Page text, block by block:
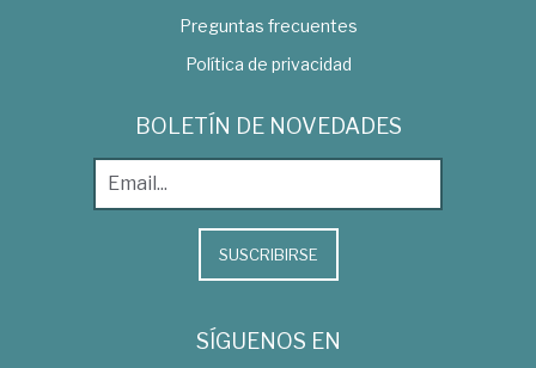
Preguntas frecuentes
Política de privacidad
BOLETÍN DE NOVEDADES
SUSCRIBIRSE
SÍGUENOS EN